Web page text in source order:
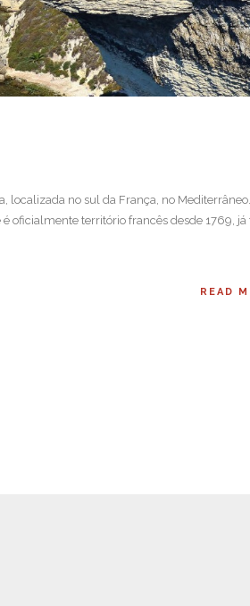
localizada no sul da França, no Mediterrâneo.
oficialmente território francês desde 1769, já
READ